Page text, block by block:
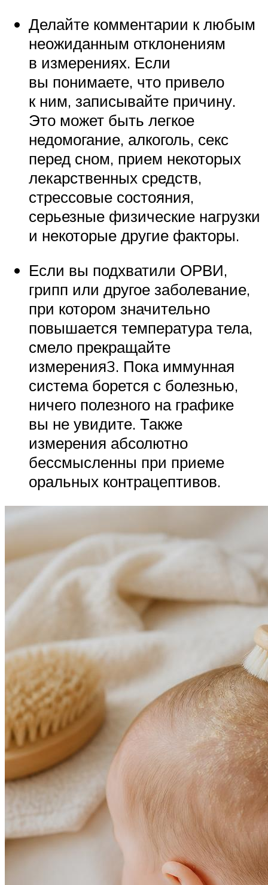
Делайте комментарии к любым
неожиданным отклонениям
в измерениях. Если
вы понимаете, что привело
к ним, записывайте причину.
Это может быть легкое
недомогание, алкоголь, секс
перед сном, прием некоторых
лекарственных средств,
стрессовые состояния,
серьезные физические нагрузки
и некоторые другие факторы.
Если вы подхватили ОРВИ,
грипп или другое заболевание,
при котором значительно
повышается температура тела,
смело прекращайте
измерения3. Пока иммунная
система борется с болезнью,
ничего полезного на графике
вы не увидите. Также
измерения абсолютно
бессмысленны при приеме
оральных контрацептивов.